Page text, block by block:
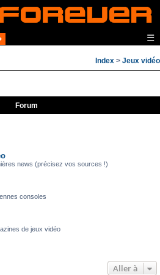
☰
Index > Jeux vidéo
Forum
news (précisez vos sources !)
consoles
de jeux vidéo
Aller à